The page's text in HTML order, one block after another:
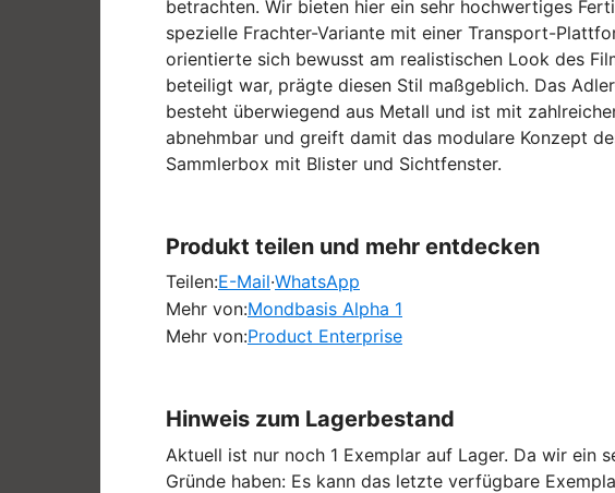
betrachten. Wir bieten hier ein sehr hochwertiges
spezielle Frachter-Variante mit einer Transport-
orientierte sich bewusst am realistischen Look des
beteiligt war, prägte diesen Stil maßgeblich. Das
besteht überwiegend aus Metall und ist mit
abnehmbar und greift damit das modulare Konzept
Sammlerbox mit Blister und Sichtfenster.
Produkt teilen und mehr entdecken
Teilen:E-Mail·WhatsApp
Mehr von:Mondbasis Alpha 1
Mehr von:Product Enterprise
Hinweis zum Lagerbestand
Aktuell ist nur noch 1 Exemplar auf Lager. Da wir ein
Gründe haben: Es kann das letzte verfügbare